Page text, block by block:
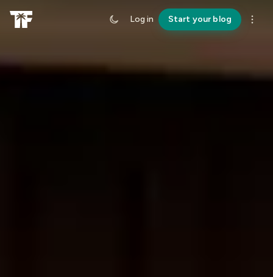
Log in Start your blog